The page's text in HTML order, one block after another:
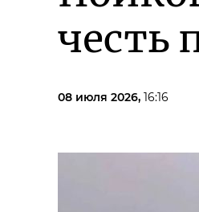
честь
08 июля 2026, 16:16